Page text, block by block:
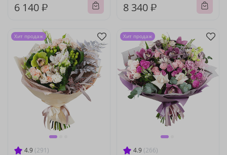
6 140 ₽ 8 340 ₽
4.9 (291)
Хит продаж
4.9 (266)
Хит продаж